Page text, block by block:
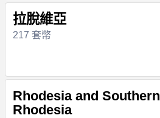
拉脫維亞
217 套幣
Rhodesia and Southern
Rhodesia